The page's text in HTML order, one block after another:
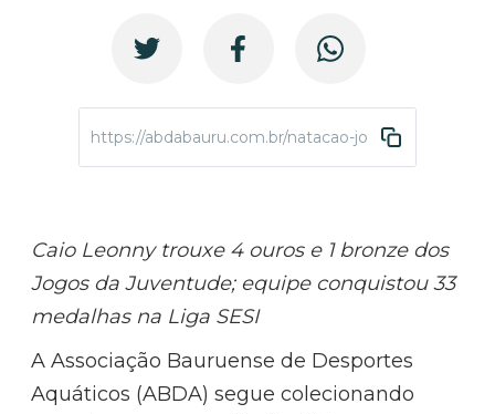
https://abdabauru.com.br/natacao-
Caio Leonny trouxe 4 ouros e 1 bronze dos
Jogos da Juventude; equipe conquistou 33
medalhas na Liga SESI
A Associação Bauruense de Desportes
Aquáticos (ABDA) segue colecionando